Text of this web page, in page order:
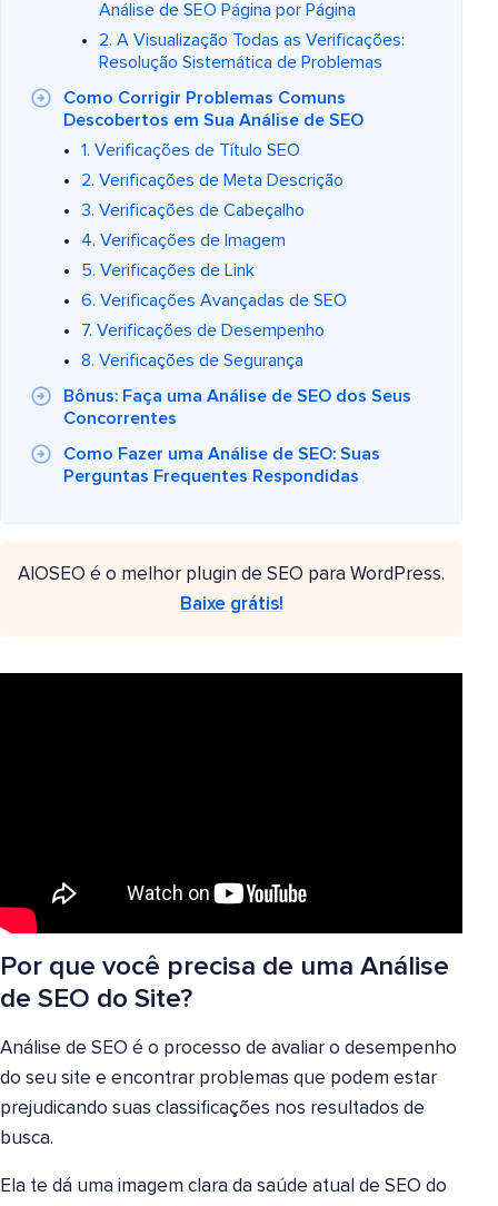
Análise de SEO Página por Página
2. A Visualização Todas as Verificações:
Resolução Sistemática de Problemas
Como Corrigir Problemas Comuns
Descobertos em Sua Análise de SEO
1. Verificações de Título SEO
2. Verificações de Meta Descrição
3. Verificações de Cabeçalho
4. Verificações de Imagem
5. Verificações de Link
6. Verificações Avançadas de SEO
7. Verificações de Desempenho
8. Verificações de Segurança
Bônus: Faça uma Análise de SEO dos Seus
Concorrentes
Como Fazer uma Análise de SEO: Suas
Perguntas Frequentes Respondidas
AIOSEO é o melhor plugin de SEO para WordPress.
Baixe grátis!
Por que você precisa de uma Análise
de SEO do Site?
Análise de SEO é o processo de avaliar o desempenho
do seu site e encontrar problemas que podem estar
prejudicando suas classificações nos resultados de
busca.
Ela te dá uma imagem clara da saúde atual de SEO do